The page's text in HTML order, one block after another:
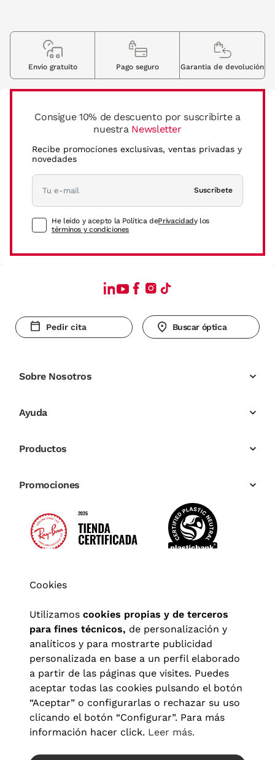
Consigue 10% de descuento por suscribirte a
nuestra Newsletter
Recibe promociones exclusivas, ventas privadas y
novedades
Suscríbete
He leído y acepto la Política dePrivacidady los
términos y condiciones
Envio gratuito Pago seguro Garantia de devolución
Pedir cita Buscar óptica
Sobre Nosotros
Ayuda
Productos
Promociones
Aviso legal| Política de privacidad Términos y condiciones
Política de cookies|Configuración de cookies
Cookies
Utilizamos cookies propias y de terceros
para fines técnicos, de personalización y
analíticos y para mostrarte publicidad
personalizada en base a un perfil elaborado
a partir de las páginas que visites. Puedes
aceptar todas las cookies pulsando el botón
“Aceptar” o configurarlas o rechazar su uso
clicando el botón “Configurar”. Para más
información hacer click. Leer más.